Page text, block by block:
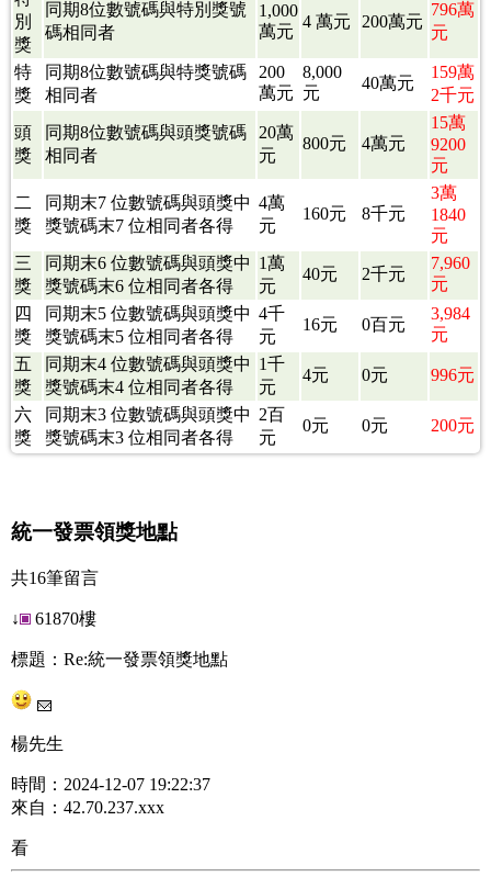
別
獎
同期8位數號碼與特別獎號
碼相同者
1,000
萬元
4 萬元 200萬元
796萬
元
特
獎
同期8位數號碼與特獎號碼
相同者
200
萬元
8,000
元
40萬元
159萬
2千元
頭
獎
同期8位數號碼與頭獎號碼
相同者
20萬
元
800元 4萬元
15萬
9200
元
二
獎
同期末7 位數號碼與頭獎中
獎號碼末7 位相同者各得
4萬
元
160元 8千元
3萬
1840
元
三
獎
同期末6 位數號碼與頭獎中
獎號碼末6 位相同者各得
1萬
元
40元 2千元
7,960
元
四
獎
同期末5 位數號碼與頭獎中
獎號碼末5 位相同者各得
4千
元
16元 0百元
3,984
元
五
獎
同期末4 位數號碼與頭獎中
獎號碼末4 位相同者各得
1千
元
4元 0元 996元
六
獎
同期末3 位數號碼與頭獎中
獎號碼末3 位相同者各得
2百
元
0元 0元 200元
統一發票領獎地點
共16筆留言
↓ 61870樓
標題：Re:統一發票領獎地點
楊先生
時間：2024-12-07 19:22:37
來自：42.70.237.xxx
看